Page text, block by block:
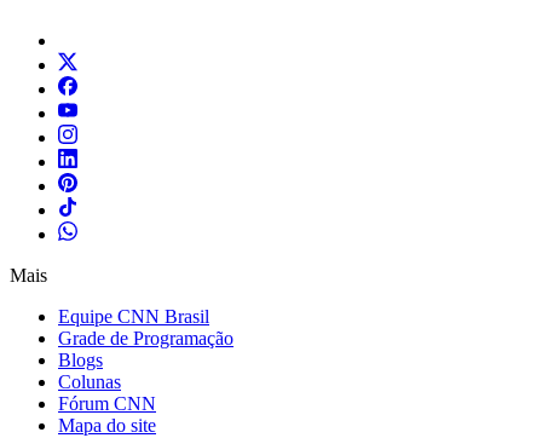
Mais
Equipe CNN Brasil
Grade de Programação
Blogs
Colunas
Fórum CNN
Mapa do site